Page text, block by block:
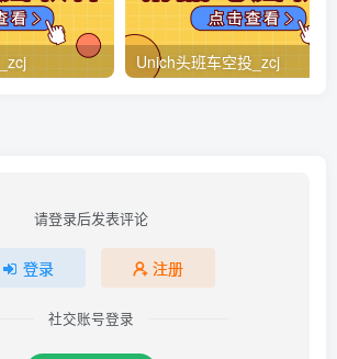
Unich头班车空投_zcj
请登录后发表评论
登录 注册
社交账号登录